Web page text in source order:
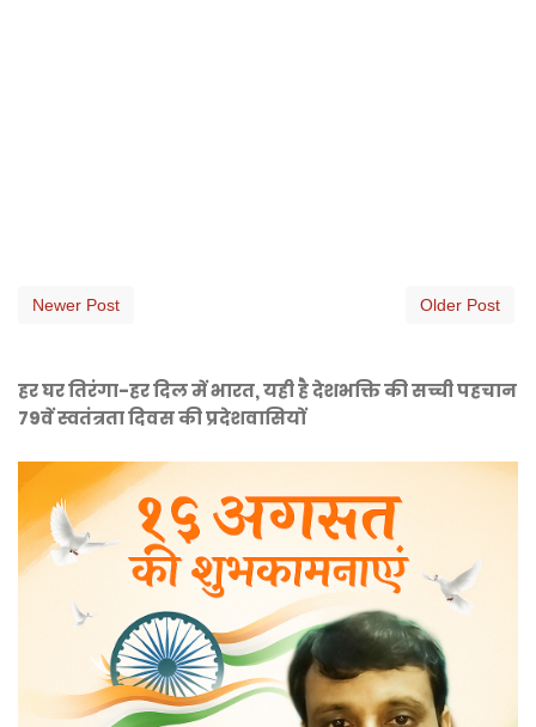
Newer Post Older Post
हर घर तिरंगा-हर दिल में भारत, यही है देशभक्ति की सच्ची पहचान
79वें स्वतंत्रता दिवस की प्रदेशवासियों